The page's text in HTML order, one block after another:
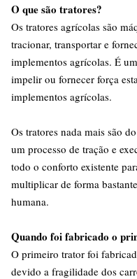
O que são tratores?
Os tratores agrícolas são
tracionar, transportar e
implementos agrícolas. É
impelir ou fornecer força
implementos agrícolas.
Os tratores nada mais são
um processo de tração e
todo o conforto existente
multiplicar de forma
humana.
Quando foi fabricado o
O primeiro trator foi
devido a fragilidade dos